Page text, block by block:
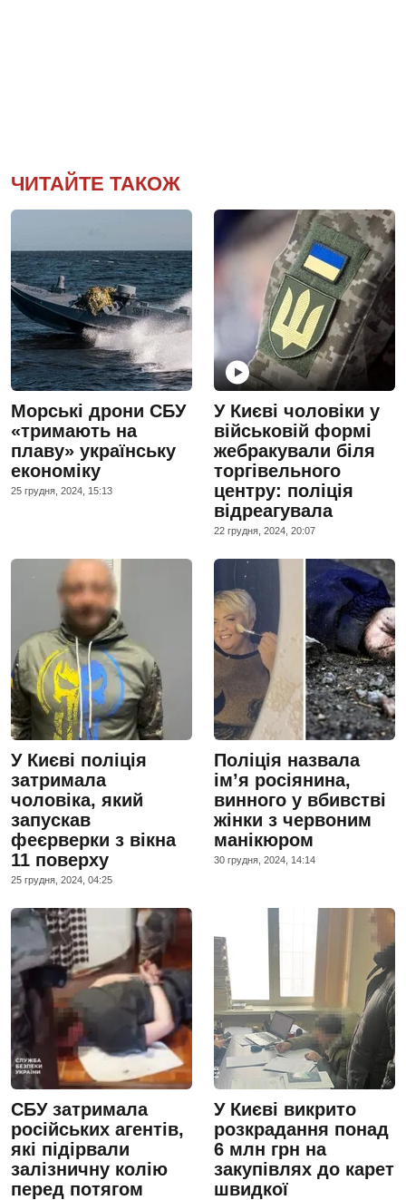
ЧИТАЙТЕ ТАКОЖ
Морські дрони СБУ
«тримають на
плаву» українську
економіку
25 грудня, 2024, 15:13
У Києві чоловіки у
військовій формі
жебракували біля
торгівельного
центру: поліція
відреагувала
22 грудня, 2024, 20:07
У Києві поліція
затримала
чоловіка, який
запускав
феєрверки з вікна
11 поверху
25 грудня, 2024, 04:25
Поліція назвала
імʼя росіянина,
винного у вбивстві
жінки з червоним
манікюром
30 грудня, 2024, 14:14
СБУ затримала
російських агентів,
які підірвали
залізничну колію
перед потягом
У Києві викрито
розкрадання понад
6 млн грн на
закупівлях до карет
швидкої